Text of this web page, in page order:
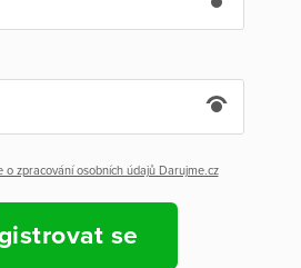
o zpracování osobních údajů Darujme.cz
se